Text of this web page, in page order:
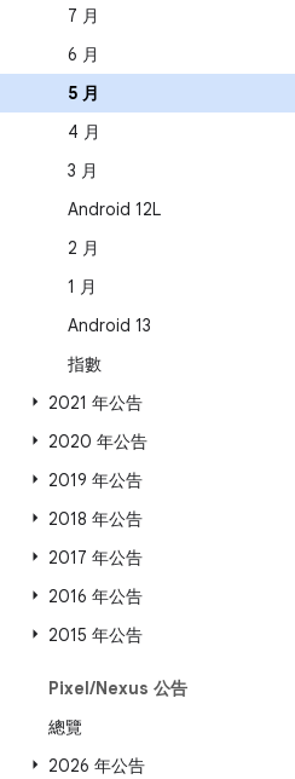
7 月
6 月
5 月
4 月
3 月
Android 12L
2 月
1 月
Android 13
指數
2021 年公告
2020 年公告
2019 年公告
2018 年公告
2017 年公告
2016 年公告
2015 年公告
Pixel/Nexus 公告
總覽
2026 年公告